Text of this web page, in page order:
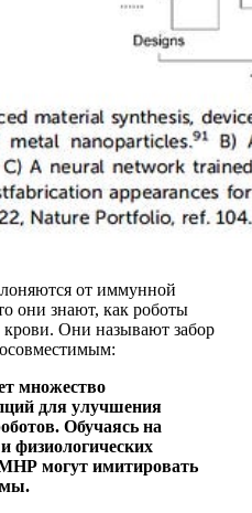
от иммунной
они знают, как роботы
крови. Они называют забор
множество
для улучшения
Обучаясь на
физиологических
могут имитировать